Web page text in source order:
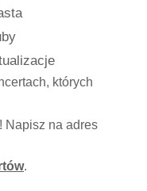
których
Napisz na adres
.